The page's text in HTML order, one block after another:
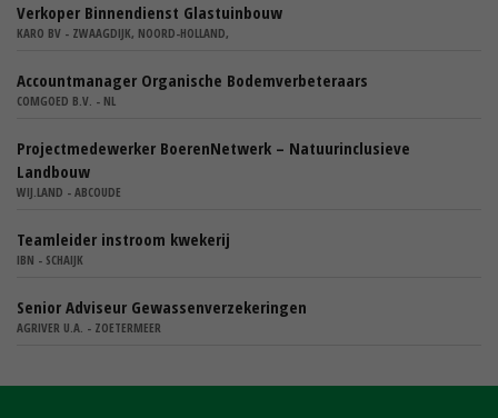
Verkoper Binnendienst Glastuinbouw
KARO BV - ZWAAGDIJK, NOORD-HOLLAND,
Accountmanager Organische Bodemverbeteraars
COMGOED B.V. - NL
Projectmedewerker BoerenNetwerk – Natuurinclusieve
Landbouw
WIJ.LAND - ABCOUDE
Teamleider instroom kwekerij
IBN - SCHAIJK
Senior Adviseur Gewassenverzekeringen
AGRIVER U.A. - ZOETERMEER